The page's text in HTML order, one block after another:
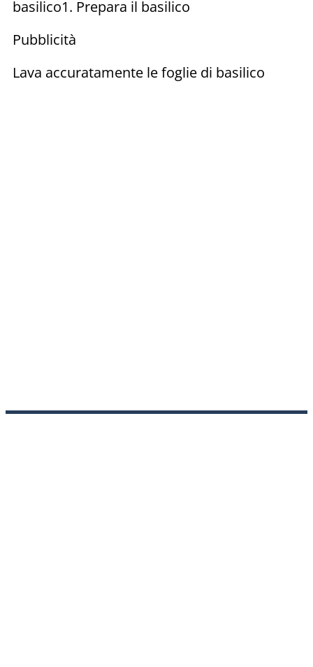
basilico1. Prepara il basilico
Pubblicità
Lava accuratamente le foglie di basilico